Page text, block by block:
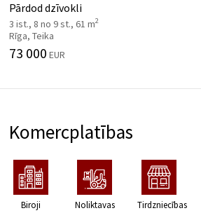
Pārdod dzīvokli
3 ist., 8 no 9 st., 61 m2
Rīga, Teika
73 000 EUR
Komercplatības
Biroji Noliktavas
Tirdzniecības